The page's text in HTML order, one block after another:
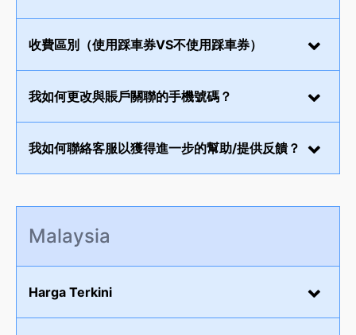
收費區別（使用踩車券VS不使用踩車券）
我如何更改與賬戶關聯的手機號碼？
我如何聯絡客服以獲得進一步的幫助/提供反饋？
Malaysia
Harga Terkini